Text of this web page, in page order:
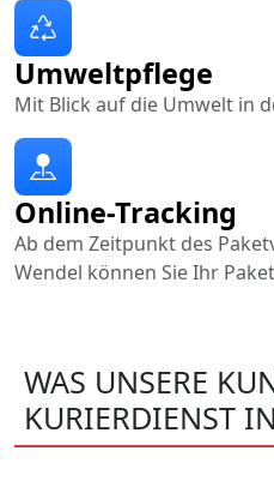
Online-Tracking
Ab dem Zeitpunkt des
Wendel können Sie Ihr
Umweltpflege
Mit Blick auf die Umwelt in
WAS UNSERE
KURIERDIENST